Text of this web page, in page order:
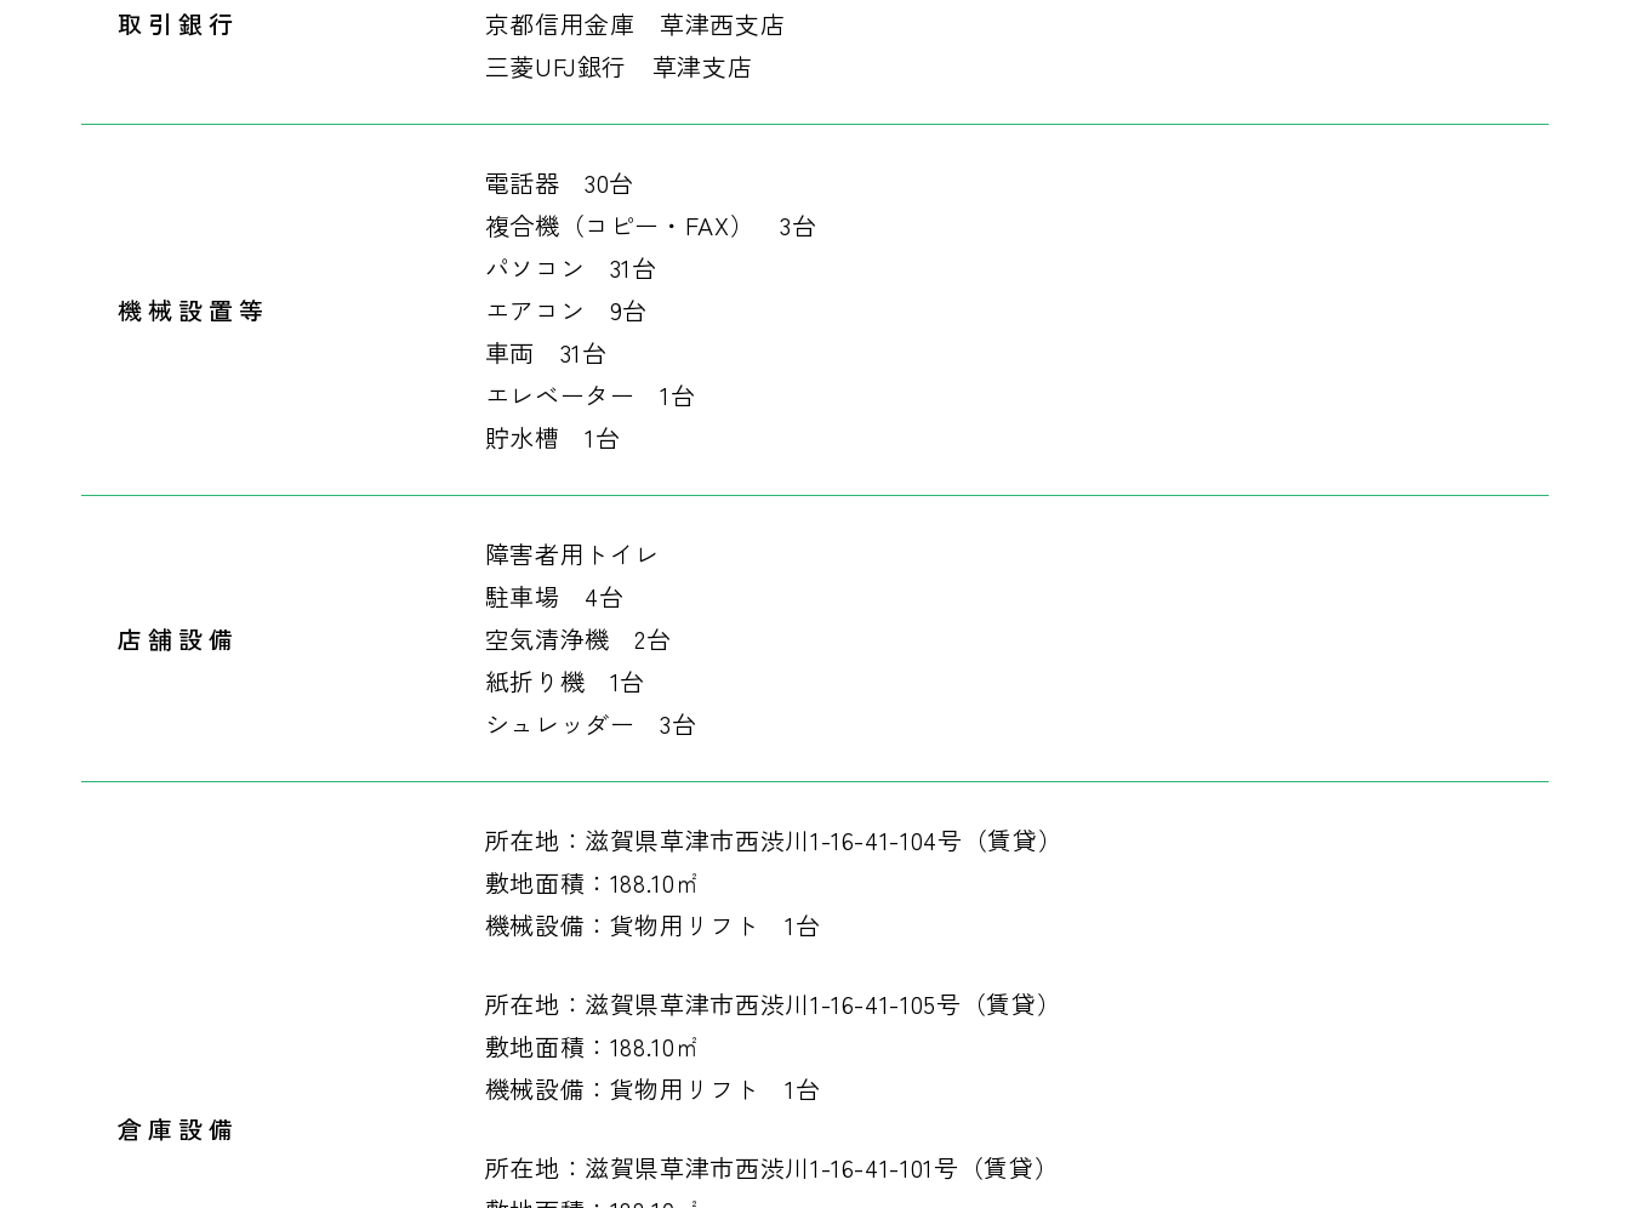
取引銀行
京都信用金庫 草津西支店
三菱UFJ銀行 草津支店
機械設置等
電話器 30台
複合機（コピー・FAX） 3台
パソコン 31台
エアコン 9台
車両 31台
エレベーター 1台
貯水槽 1台
店舗設備
障害者用トイレ
駐車場 4台
空気清浄機 2台
紙折り機 1台
シュレッダー 3台
倉庫設備
所在地：滋賀県草津市西渋川1-16-41-104号（賃貸）
敷地面積：188.10㎡
機械設備：貨物用リフト 1台
所在地：滋賀県草津市西渋川1-16-41-105号（賃貸）
敷地面積：188.10㎡
機械設備：貨物用リフト 1台
所在地：滋賀県草津市西渋川1-16-41-101号（賃貸）